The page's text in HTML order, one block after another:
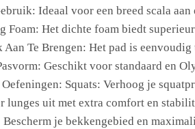
Ideaal voor een breed scala
Foam: Het dichte foam biedt
Te Brengen: Het pad is
Geschikt voor standaard en
Squats: Verhoog je
lunges uit met extra comfort en
je bekkengebied en